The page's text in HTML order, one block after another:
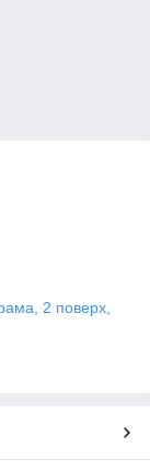
2 поверх,